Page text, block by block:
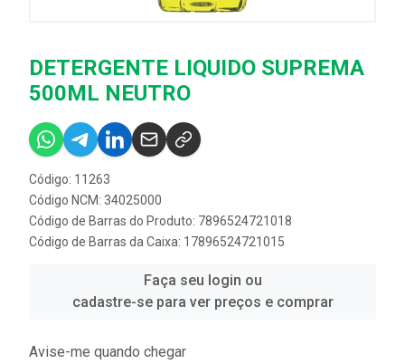
DETERGENTE LIQUIDO SUPREMA
500ML NEUTRO
Código: 11263
Código NCM: 34025000
Código de Barras do Produto: 7896524721018
Código de Barras da Caixa: 17896524721015
Faça seu login ou
cadastre-se para ver preços e comprar
Avise-me quando chegar